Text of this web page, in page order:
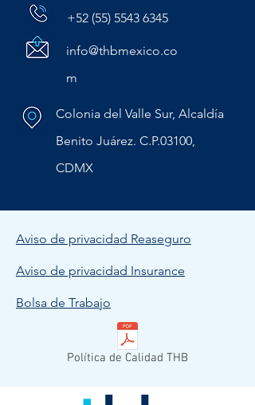
+52 (55) 5543 6345
info@thbmexico.co
m
Colonia del Valle Sur, Alcaldía
Benito Juárez. C.P.03100,
CDMX
Aviso de privacidad Reaseguro
Aviso de privacidad Insurance
Bolsa de Trabajo
Política de Calidad THB